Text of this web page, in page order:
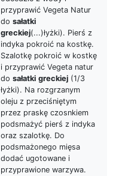
przyprawić Vegeta Natur
do sałatki
greckiej(...)łyżki). Pierś z
indyka pokroić na kostkę.
Szalotkę pokroić w kostkę
i przyprawić Vegeta natur
do sałatki greckiej (1/3
łyżki). Na rozgrzanym
oleju z przeciśniętym
przez praskę czosnkiem
podsmażyć pierś z indyka
oraz szalotkę. Do
podsmażonego mięsa
dodać ugotowane i
przyprawione warzywa.